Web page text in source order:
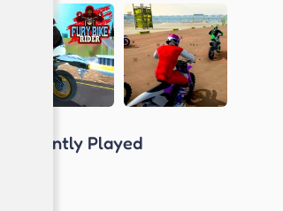
Recently Played